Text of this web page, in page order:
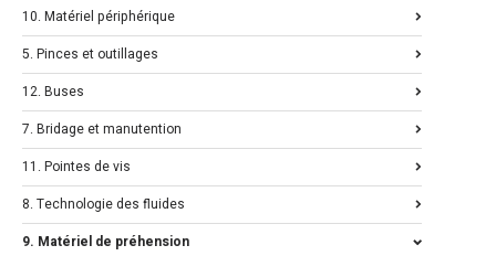
10. Matériel périphérique
5. Pinces et outillages
12. Buses
7. Bridage et manutention
11. Pointes de vis
8. Technologie des fluides
9. Matériel de préhension